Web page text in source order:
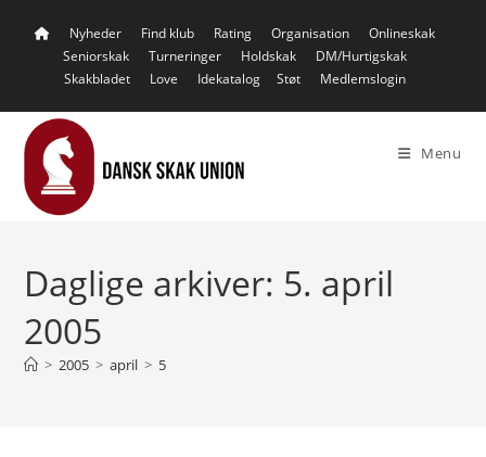
Nyheder Find klub Rating Organisation
Onlineskak
Seniorskak
Turneringer Holdskak
DM/Hurtigskak
Skakbladet
Love Idekatalog Støt Medlemslogin
Menu
Daglige arkiver: 5. april
2005
> 2005 > april > 5